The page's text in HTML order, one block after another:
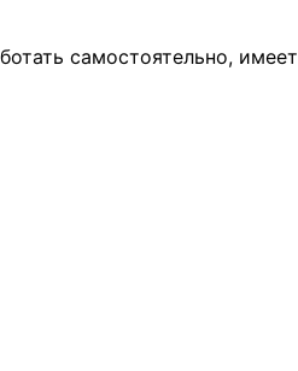
самостоятельно, имеет